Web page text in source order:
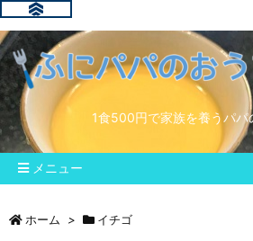
1食500円で家族を養うパパ
メニュー
ホーム > イチゴ